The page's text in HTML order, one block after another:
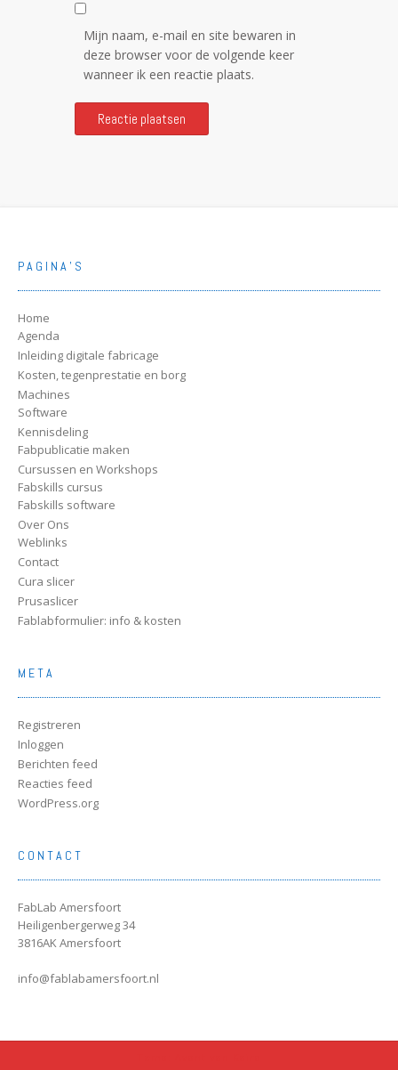
Mijn naam, e-mail en site bewaren in
deze browser voor de volgende keer
wanneer ik een reactie plaats.
PAGINA’S
Home
Agenda
Inleiding digitale fabricage
Kosten, tegenprestatie en borg
Machines
Software
Kennisdeling
Fabpublicatie maken
Cursussen en Workshops
Fabskills cursus
Fabskills software
Over Ons
Weblinks
Contact
Cura slicer
Prusaslicer
Fablabformulier: info & kosten
META
Registreren
Inloggen
Berichten feed
Reacties feed
WordPress.org
CONTACT
FabLab Amersfoort
Heiligenbergerweg 34
3816AK Amersfoort
info@fablabamersfoort.nl